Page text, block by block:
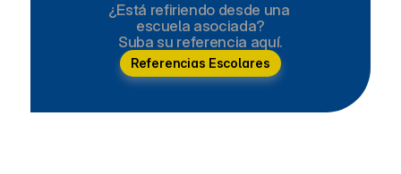
¿Está refiriendo desde una
escuela asociada?
Suba su referencia aquí.
Referencias Escolares